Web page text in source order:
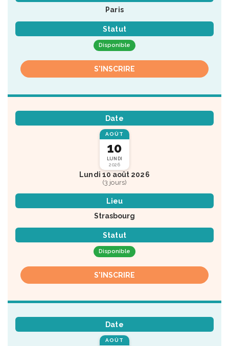
Paris
Statut
Disponible
S'INSCRIRE
Date
AOÛT
10
LUNDI
2026
Lundi 10 août 2026
(3 jours)
Lieu
Strasbourg
Statut
Disponible
S'INSCRIRE
Date
AOÛT